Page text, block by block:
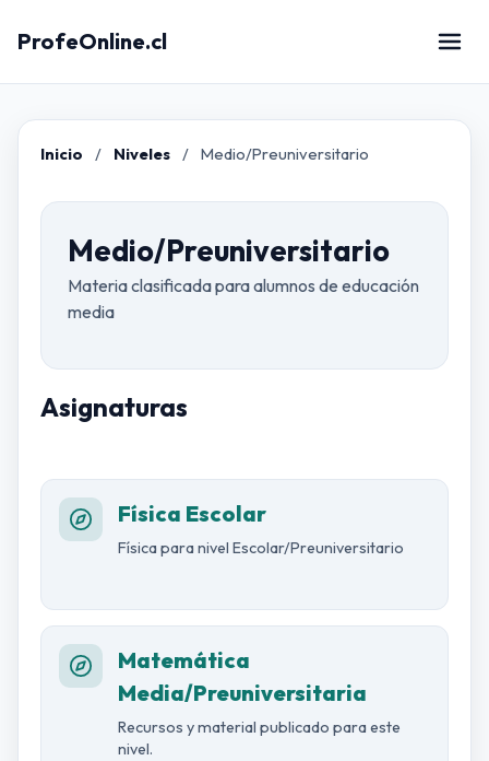
ProfeOnline.cl
Inicio Niveles Medio/Preuniversitario
Medio/Preuniversitario
Materia clasificada para alumnos de educación
media
Asignaturas
Física Escolar
Física para nivel Escolar/Preuniversitario
Matemática
Media/Preuniversitaria
Recursos y material publicado para este
nivel.